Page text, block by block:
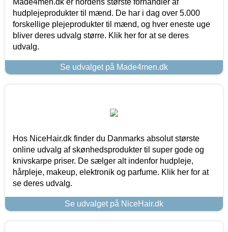
hudplejeprodukter til mænd. De har i dag over 5.000
forskellige plejeprodukter til mænd, og hver eneste uge
bliver deres udvalg større. Klik her for at se deres
udvalg.
Se udvalget på Made4men.dk
Hos NiceHair.dk finder du Danmarks absolut største
online udvalg af skønhedsprodukter til super gode og
knivskarpe priser. De sælger alt indenfor hudpleje,
hårpleje, makeup, elektronik og parfume. Klik her for at
se deres udvalg.
Se udvalget på NiceHair.dk